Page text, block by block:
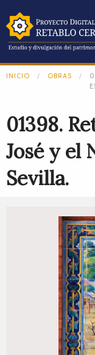
INICIO OBRAS
01398.
José y el
Sevilla.